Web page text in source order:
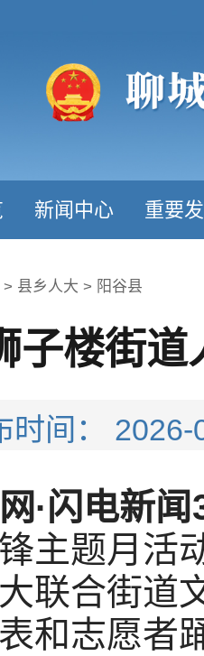
新闻中心 重要
> 县乡人大 > 阳谷县
子楼街
时间：
·闪电新
主题月活
联合街道
和志愿者